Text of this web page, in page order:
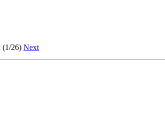
(1/26) Next